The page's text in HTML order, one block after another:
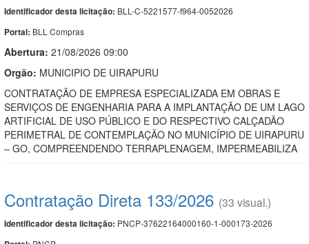
Identificador desta licitação: BLL-C-5221577-f964-0052026
Portal: BLL Compras
Abertura: 21/08/2026 09:00
Orgão: MUNICIPIO DE UIRAPURU
CONTRATAÇÃO DE EMPRESA ESPECIALIZADA EM OBRAS E
SERVIÇOS DE ENGENHARIA PARA A IMPLANTAÇÃO DE UM LAGO
ARTIFICIAL DE USO PÚBLICO E DO RESPECTIVO CALÇADÃO
PERIMETRAL DE CONTEMPLAÇÃO NO MUNICÍPIO DE UIRAPURU
– GO, COMPREENDENDO TERRAPLENAGEM, IMPERMEABILIZA
Contratação Direta 133/2026 (33 visual.)
Identificador desta licitação: PNCP-37622164000160-1-000173-2026